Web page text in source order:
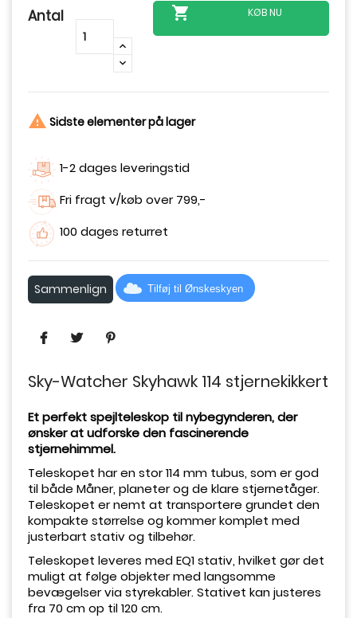
Antal  KØB NU
 Sidste elementer på lager
1-2 dages leveringstid
Fri fragt v/køb over 799,-
100 dages returret
Sammenlign Tilføj til Ønskeskyen
Sky-Watcher Skyhawk 114 stjernekikkert
Et perfekt spejlteleskop til nybegynderen, der
ønsker at udforske den fascinerende
stjernehimmel.
Teleskopet har en stor 114 mm tubus, som er god
til både Måner, planeter og de klare stjernetåger.
Teleskopet er nemt at transportere grundet den
kompakte størrelse og kommer komplet med
justerbart stativ og tilbehør.
Teleskopet leveres med EQ1 stativ, hvilket gør det
muligt at følge objekter med langsomme
bevægelser via styrekabler. Stativet kan justeres
fra 70 cm op til 120 cm.